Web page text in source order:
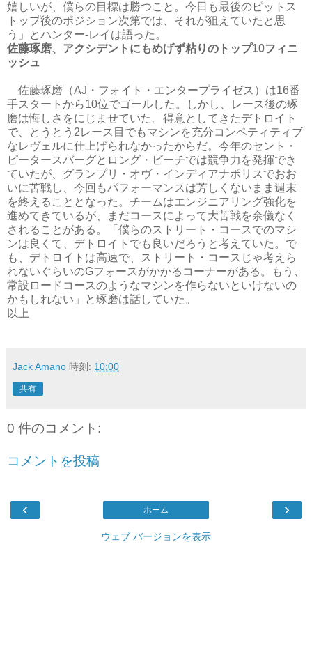
嬉しいが、僕らの目標は勝つこと。今日も最後のピットス
トップ後のポジション次第では、それが狙えていたと思
う」とハンター-レイは語った。
佐藤琢磨、アクシデントにもめげず粘りのトップ10フィニ
ッシュ
佐藤琢磨（AJ・フォイト・エンタープライゼス）は16番
手スタートから10位でゴールした。しかし、レース後の琢
磨は悔しさをにじませていた。得意としてきたデトロイト
で、とうとう2レース目でもマシンを充分コンペティティブ
なレヴェルに仕上げられなかったからだ。今年のセント・
ピータースバーグとロング・ビーチでは競争力を発揮でき
ていたが、グランプリ・オヴ・インディアナポリスでおお
いに苦戦し、今回もパフォーマンスは芳しくないまま週末
を終えることとなった。チームはエンジニアリング強化を
進めてきているが、まだコースによって大苦戦を余儀なく
されることがある。「僕らのストリート・コースでのマシ
ンは良くて、デトロイトでも良いだろうと考えていた。で
も、デトロイトは高速で、ストリート・コースじゃ考えら
れないぐらいのGフォースがかかるコーナーがある。もう、
常設ロードコースのようなマシンを作らないといけないの
かもしれない」と琢磨は話していた。
以上
Jack Amano 時刻: 10:00
共有
0 件のコメント:
コメントを投稿
‹ ›
ホーム
ウェブ バージョンを表示